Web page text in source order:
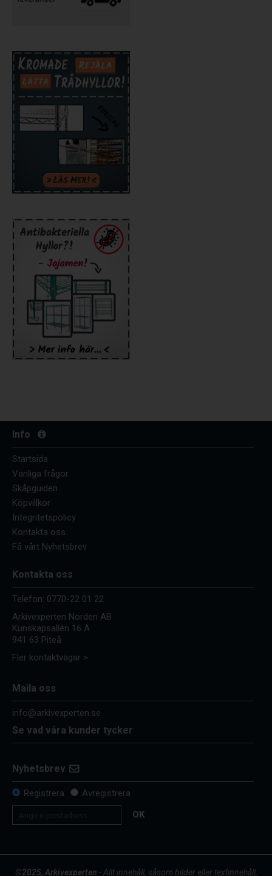
Info
Startsida
Vanliga frågor
Skåpguiden
Köpvillkor
Integritetspolicy
Kontakta oss
Få vårt Nyhetsbrev
Kontakta oss
Telefon: 0770-22 01 22
Arkivexperten Norden AB
Kunskapsallén 16 A
941 63 Piteå
Fler kontaktvägar >
Maila oss
info@arkivexperten.se
Se vad våra kunder tycker
Nyhetsbrev
Registrera
Avregistrera
OK
©2025, Arkivexperten - Allt innehåll, såsom bilder eller textinnehåll,